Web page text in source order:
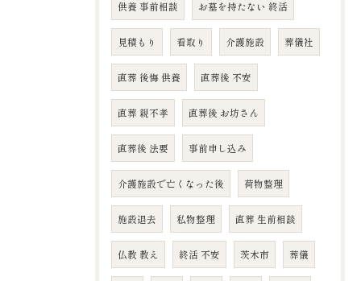
供養 事前相談 お墓を持たない 終活
見積もり 看取り 介護施設 葬儀社
直葬 後悔 供養 直葬後 不安
直葬 親不孝 直葬後 お坊さん
直葬後 法要 事前申し込み
介護施設で亡くなった後 荷物整理
施設退去 私物整理 直葬 生前相談
仏教 教え 終活 不安 茨木市 葬儀